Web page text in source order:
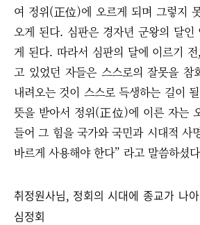
여 정위(正位)에 오르게 되며 그렇지
오게 된다. 심판은 경자년 군왕의 달
게 된다. 따라서 심판의 달에 이르기
고 있었던 자들은 스스로의 잘못을 참
내려오는 것이 스스로 득생하는 길이
뜻을 받아서 정위(正位)에 이른 자는
들어 그 힘을 국가와 국민과 시대적 사
바르게 사용해야 한다” 라고 말씀하셨
취정원사님, 정회의 시대에 종교가 나
심정회